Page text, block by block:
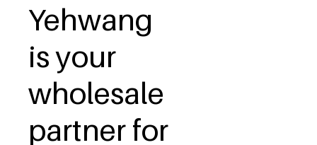
Yehwang
is your
wholesale
partner for